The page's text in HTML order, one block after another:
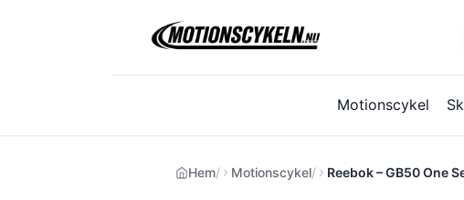
Motionscykel
Hem Motionscykel Reebok – GB50 One